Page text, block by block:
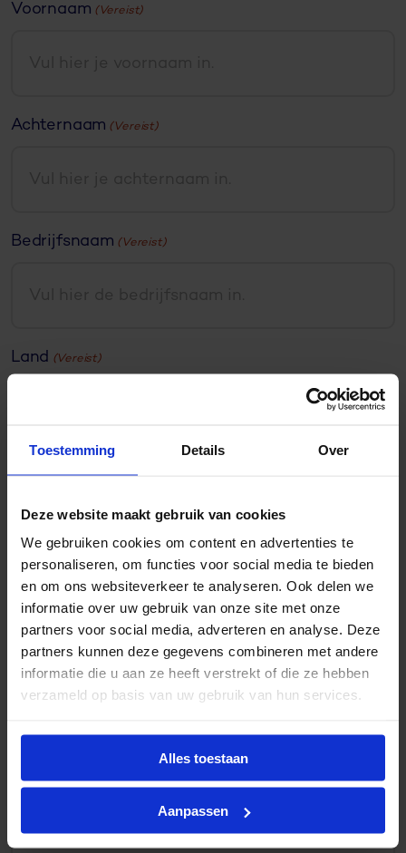
Toestemming Details Over
Deze website maakt gebruik van cookies
We gebruiken cookies om content en advertenties te
personaliseren, om functies voor social media te bieden
en om ons websiteverkeer te analyseren. Ook delen we
informatie over uw gebruik van onze site met onze
partners voor social media, adverteren en analyse. Deze
partners kunnen deze gegevens combineren met andere
informatie die u aan ze heeft verstrekt of die ze hebben
verzameld op basis van uw gebruik van hun services.
Alles toestaan
Aanpassen
Voornaam (Vereist)
Achternaam (Vereist)
Bedrijfsnaam (Vereist)
Land (Vereist)
E-mailadres (Vereist)
Contactvoorkeur (Vereist)
Per telefoon
Per mail